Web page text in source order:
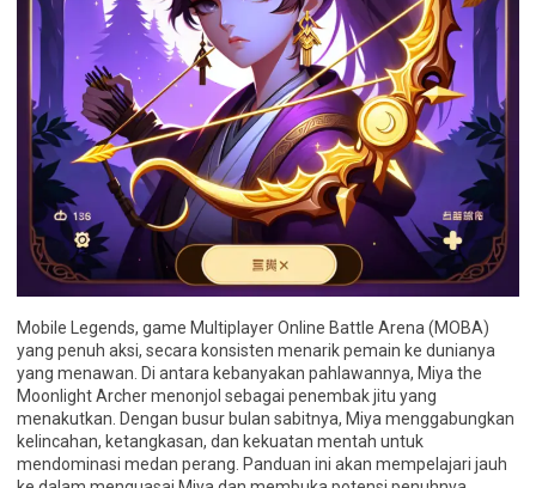
Mobile Legends, game Multiplayer Online Battle Arena (MOBA)
yang penuh aksi, secara konsisten menarik pemain ke dunianya
yang menawan. Di antara kebanyakan pahlawannya, Miya the
Moonlight Archer menonjol sebagai penembak jitu yang
menakutkan. Dengan busur bulan sabitnya, Miya menggabungkan
kelincahan, ketangkasan, dan kekuatan mentah untuk
mendominasi medan perang. Panduan ini akan mempelajari jauh